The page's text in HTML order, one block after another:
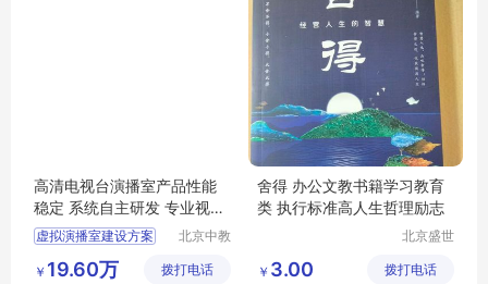
高清电视台演播室产品性能
稳定 系统自主研发 专业视频
录制设备
虚拟演播室建设方案
虚拟演播
北京中教
有限公司
￥ 19.60万 拨打电话
舍得 办公文教书籍学习教育
类 执行标准高人生哲理励志
北京盛世
传播中心
￥ 3.00 拨打电话